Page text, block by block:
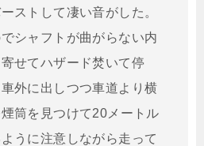
ストして凄い音がした。
シャフトが曲がらない内
せてハザード焚いて停
外に出しつつ車道より横
筒を見つけて20メートル
うに注意しながら走って